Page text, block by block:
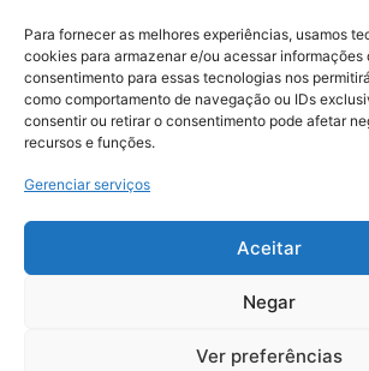
Para fornecer as melhores experiências, usamos
cookies para armazenar e/ou acessar informações
consentimento para essas tecnologias nos
como comportamento de navegação ou IDs
consentir ou retirar o consentimento pode afetar
recursos e funções.
Gerenciar serviços
Aceitar
Negar
Ver preferências
06/08/2026
© 2026, Todos os direitos reservados |
Digital Business| Hospedado por:NP
Fale Conosco
Sobre Nós
Política de Segurança e Privacidade
Facebook
YouTube